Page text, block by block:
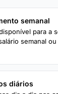
semanal
para a
semanal
diários